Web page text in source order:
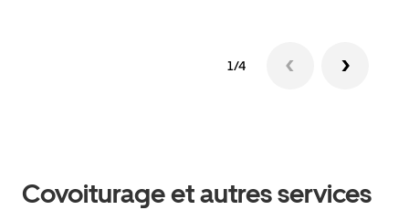
1/4
Covoiturage et autres services